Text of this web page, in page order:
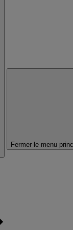
Fermer le menu